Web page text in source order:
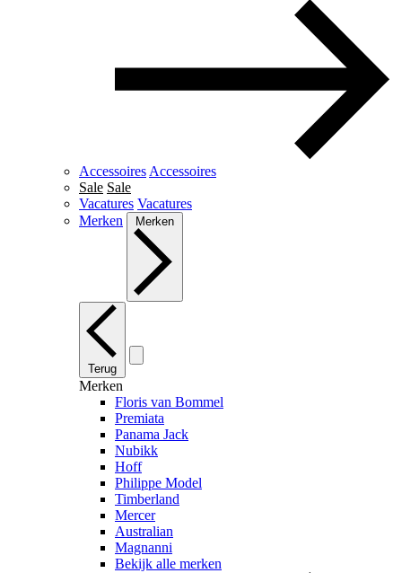
Accessoires Accessoires
Sale Sale
Vacatures Vacatures
Merken
Merken
Terug
Merken
Floris van Bommel
Premiata
Panama Jack
Nubikk
Hoff
Philippe Model
Timberland
Mercer
Australian
Magnanni
Bekijk alle merken